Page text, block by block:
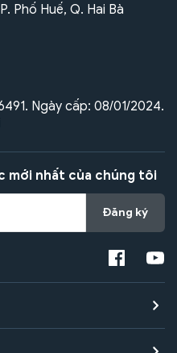
Phố Huế, Q. Hai Bà
Ngày cấp: 08/01/2024.
mới nhất của chúng tôi
Đăng ký